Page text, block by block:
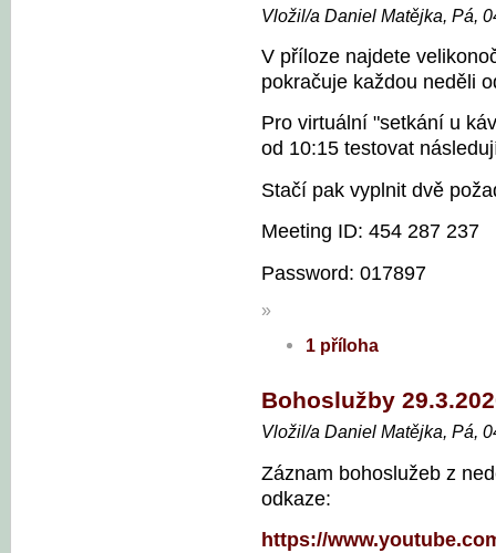
Vložil/a Daniel Matějka, Pá,
V příloze najdete
pokračuje každou neděli
Pro virtuální "setkání u
od 10:15 testovat
Stačí pak vyplnit dvě
Meeting ID: 454 287 237
Password: 017897
»
1 příloha
Bohoslužby
Vložil/a Daniel Matějka, Pá,
Záznam bohoslužeb z
odkaze:
https://